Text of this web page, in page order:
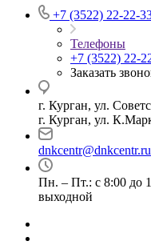
+7 (3522) 22-22-
Телефоны
+7 (3522) 22-
Заказать
г. Курган, ул.
г. Курган, ул.
dnkcentr@dnkcentr.ru
Пн. – Пт.: с 8:00 до
выходной